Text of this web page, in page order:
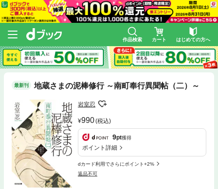
作品検索 カート はじめての方へ
最新刊 地蔵さまの泥棒修行 ～南町奉行異聞帖（二）～
岩室忍
990(税込)
9pt獲得
ポイント詳細
dカード利用でさらにポイント+2%
返品不可